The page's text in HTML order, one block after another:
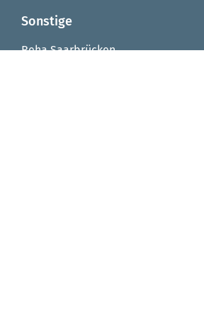
Sonstige
Reha Saarbrücken